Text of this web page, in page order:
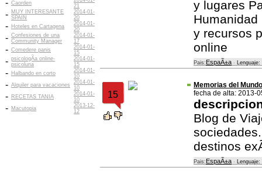
- Caorden
21
- MUY INTERESANTE
SPAIN
2014-01-
20
- Hoteles en Cartagena
2014-01-
20
- Confesiones de una
Community Manager
2014-01-
17
- Comedere panis
2014-01-
15
- psicologÃ­a online-
psicoluna
2014-01-
15
- Halbando en corto
2014-01-
10
- Alquiler para vacaciones
2014-01-
10
- RECETAS TANIA
2014-01-
10
- Macutopia
2013-12-
12
y lugares
Humanidad
y recursos
online
Pais: EspaÃ±a - Lenguaje:
15
Memorias del Mundo
fecha de alta: 2013-
Blog de
destinos
Pais: EspaÃ±a - Lenguaje: